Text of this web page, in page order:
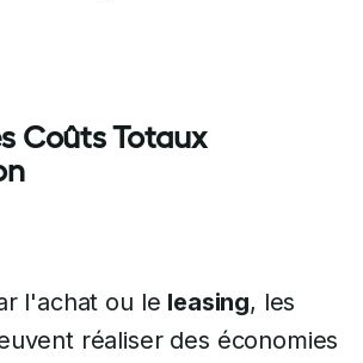
Coûts Totaux
l'achat ou le leasing, les
réaliser des économies